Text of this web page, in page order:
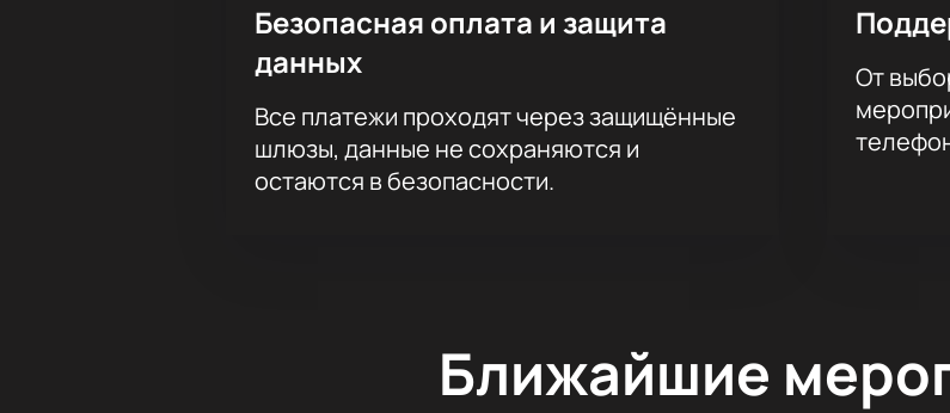
Безопасная оплата и защита
данных
Все платежи проходят через защищённые
шлюзы, данные не сохраняются и
остаются в безопасности.
От
Ближайшие